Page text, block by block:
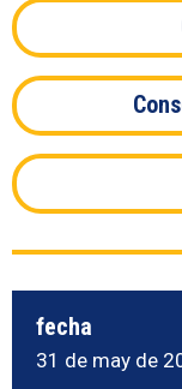
fecha
31 de may de